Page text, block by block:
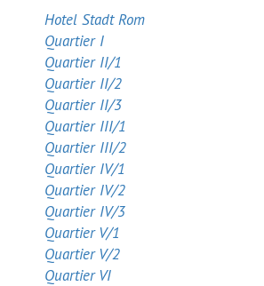
Hotel Stadt Rom
Quartier I
Quartier II/1
Quartier II/2
Quartier II/3
Quartier III/1
Quartier III/2
Quartier IV/1
Quartier IV/2
Quartier IV/3
Quartier V/1
Quartier V/2
Quartier VI